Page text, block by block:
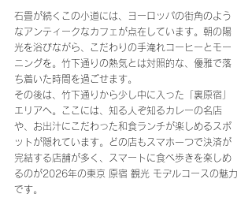
石畳が続くこの小道には、ヨーロッパの街角のよう
なアンティークなカフェが点在しています。朝の陽
光を浴びながら、こだわりの手淹れコーヒーとモー
ニングを。竹下通りの熱気とは対照的な、優雅で落
ち着いた時間を過ごせます。
その後は、竹下通りから少し中に入った「裏原宿」
エリアへ。ここには、知る人ぞ知るカレーの名店
や、お出汁にこだわった和食ランチが楽しめるスポ
ットが隠れています。どの店もスマホ一つで決済が
完結する店舗が多く、スマートに食べ歩きを楽しめ
るのが2026年の東京 原宿 観光 モデルコースの魅力
です。